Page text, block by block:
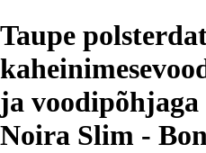
Taupe
ja voodipõhjaga
Noira Slim -